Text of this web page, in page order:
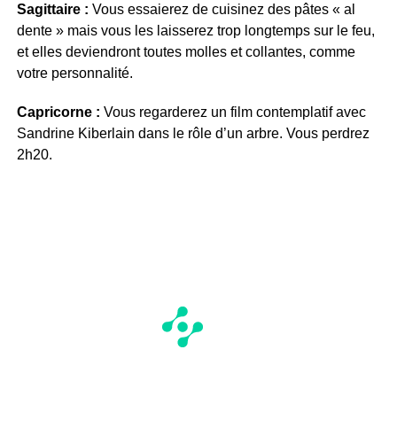
Sagittaire : Vous essaierez de cuisinez des pâtes « al
dente » mais vous les laisserez trop longtemps sur le feu,
et elles deviendront toutes molles et collantes, comme
votre personnalité.
Capricorne : Vous regarderez un film contemplatif avec
Sandrine Kiberlain dans le rôle d’un arbre. Vous perdrez
2h20.